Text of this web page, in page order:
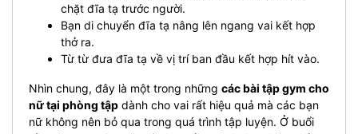
chặt đĩa tạ trước người.
Bạn di chuyển đĩa tạ nâng lên ngang vai kết hợp
thở ra.
Từ từ đưa đĩa tạ về vị trí ban đầu kết hợp hít vào.
Nhìn chung, đây là một trong những các bài tập gym cho
nữ tại phòng tập dành cho vai rất hiệu quả mà các bạn
nữ không nên bỏ qua trong quá trình tập luyện. Ở buổi